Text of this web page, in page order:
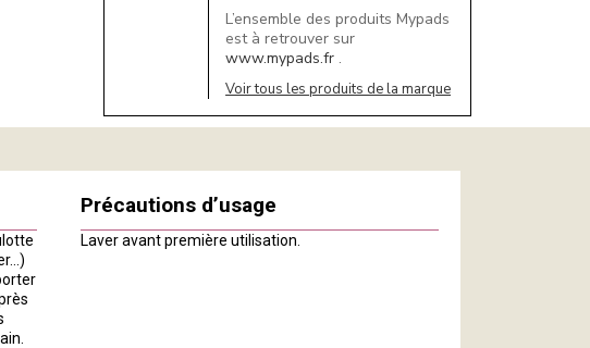
L’ensemble des produits Mypads
est à retrouver sur
www.mypads.fr .
Voir tous les produits de la marque
Précautions d’usage
Laver avant première utilisation.